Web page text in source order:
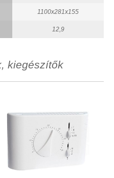
1100x281x155
12,9
kiegészítők